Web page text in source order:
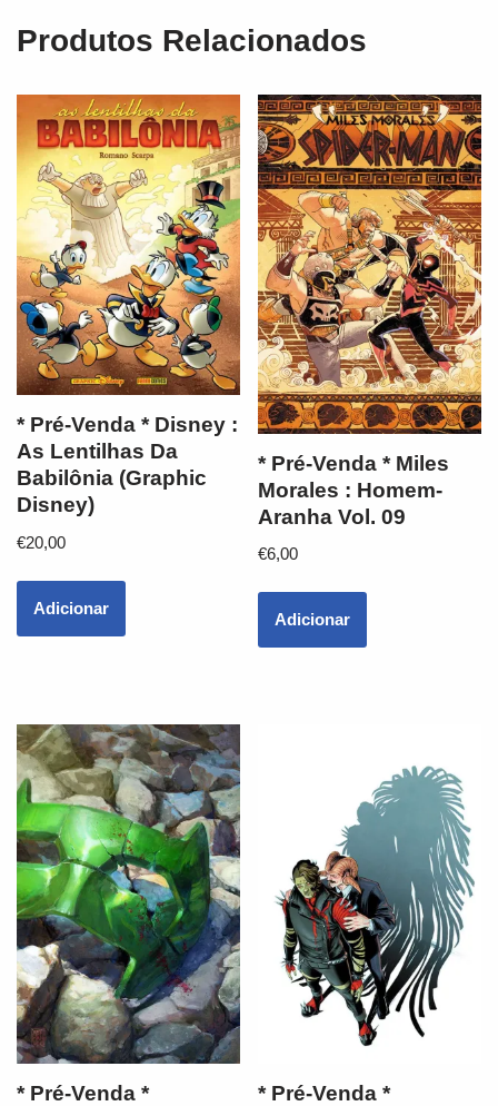
Produtos Relacionados
* Pré-Venda * Disney :
As Lentilhas Da
Babilônia (Graphic
Disney)
€20,00
Adicionar
* Pré-Venda * Miles
Morales : Homem-
Aranha Vol. 09
€6,00
Adicionar
* Pré-Venda *
* Pré-Venda *